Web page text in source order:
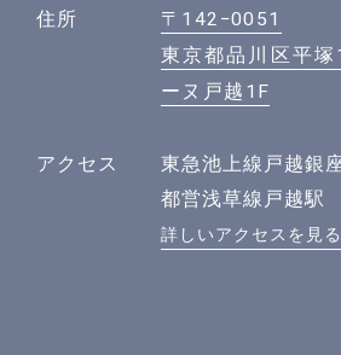
住所
〒142−0051
東京都品川区平
ーヌ戸越1F
アクセス
東急池上線戸越銀
都営浅草線戸越駅
詳しいアクセスを見る